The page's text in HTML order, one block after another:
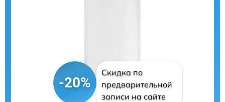
-20%
Скидка по
предварительной
записи на сайте